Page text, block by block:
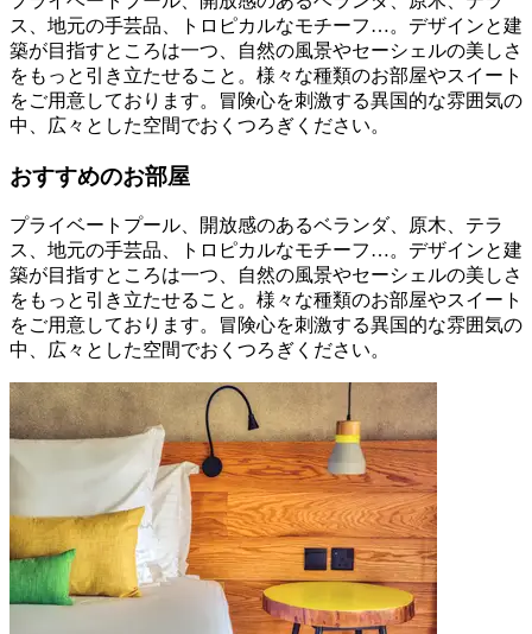
ス、地元の手芸品、トロピカルなモチーフ…。デザインと建
築が目指すところは一つ、自然の風景やセーシェルの美しさ
をもっと引き立たせること。様々な種類のお部屋やスイート
をご用意しております。冒険心を刺激する異国的な雰囲気の
中、広々とした空間でおくつろぎください。
おすすめのお部屋
プライベートプール、開放感のあるベランダ、原木、テラ
ス、地元の手芸品、トロピカルなモチーフ…。デザインと建
築が目指すところは一つ、自然の風景やセーシェルの美しさ
をもっと引き立たせること。様々な種類のお部屋やスイート
をご用意しております。冒険心を刺激する異国的な雰囲気の
中、広々とした空間でおくつろぎください。